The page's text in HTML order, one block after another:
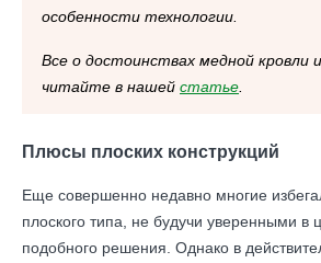
особенности технологии.
Все о достоинствах медной кровли
читайте в нашей статье
Плюсы плоских конструкций
Еще совершенно недавно многие
плоского типа, не будучи уверенными в
подобного решения. Однако в